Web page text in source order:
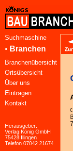
Suchmaschine
• Branchen
Branchenübersicht
Ortsübersicht
Über uns
Eintragen
Kontakt
Herausgeber:
Verlag König GmbH
75428 Illingen
Telefon 07042 21674